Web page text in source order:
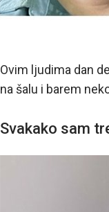
Ovim ljudima dan
na šalu i barem
Svakako sam